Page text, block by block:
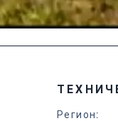
Регион: